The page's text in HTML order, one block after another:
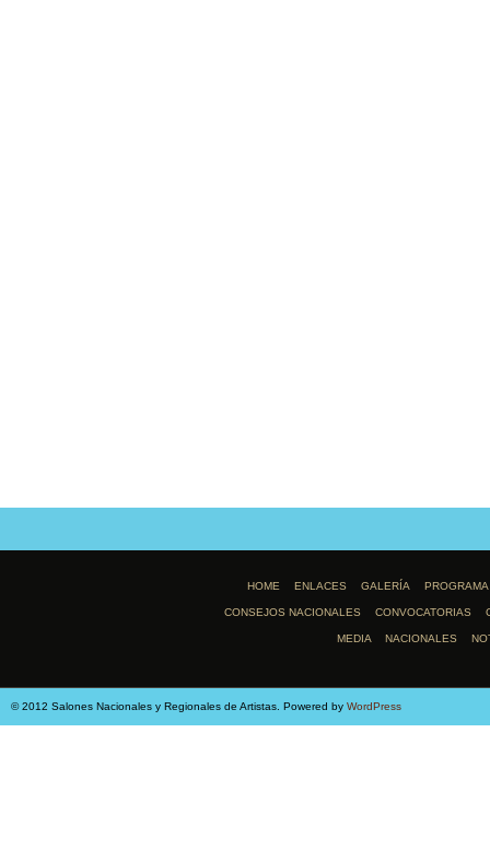
HOME ENLACES GALERÍA PROGRAMA
CONSEJOS NACIONALES CONVOCATORIAS
MEDIA NACIONALES
© 2012 Salones Nacionales y Regionales de Artistas. Powered by WordPress